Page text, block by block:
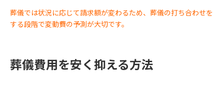
葬儀では状況に応じて請求額が変わるため、葬儀の打ち合わせを
する段階で変動費の予測が大切です。
葬儀費用を安く抑える方法